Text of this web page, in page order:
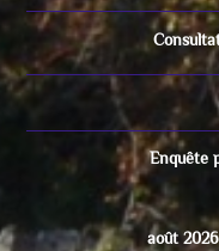
Enquête
août 2026